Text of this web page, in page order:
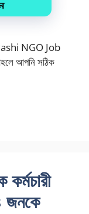
NGO Job
আপনি সঠিক
কর্মচারী
জনকে